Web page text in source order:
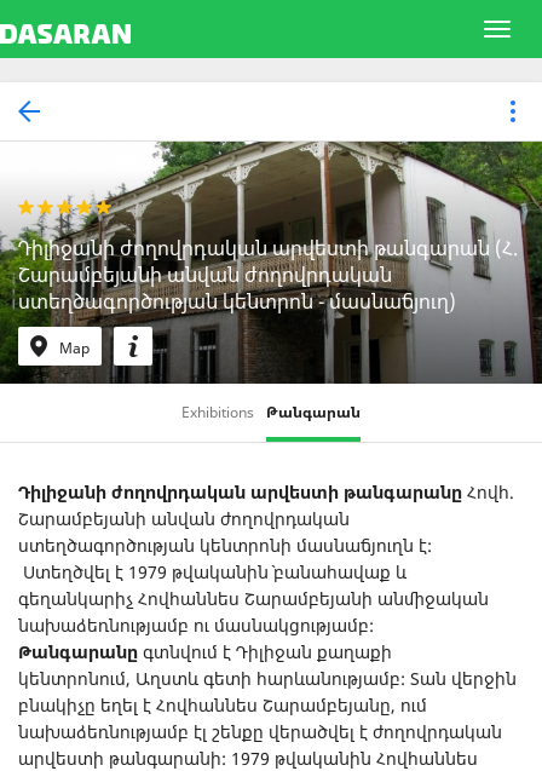
Դիլիջանի ժողովրդական արվեստի թանգարան (Հ.
Շարամբեյանի անվան ժողովրդական
ստեղծագործության կենտրոն - մասնաճյուղ)
Map
Exhibitions Թանգարան
Դիլիջանի ժողովրդական արվեստի թանգարանը Հովհ.
Շարամբեյանի անվան ժողովրդական
ստեղծագործության կենտրոնի մասնաճյուղն է:
Ստեղծվել է 1979 թվականին` բանահավաք և
գեղանկարիչ Հովհաննես Շարամբեյանի անմիջական
նախաձեռնությամբ ու մասնակցությամբ:
Թանգարանը գտնվում է Դիլիջան քաղաքի
կենտրոնում, Աղստև գետի հարևանությամբ: Տան վերջին
բնակիչը եղել է Հովհաննես Շարամբեյանը, ում
նախաձեռնությամբ էլ շենքը վերածվել է ժողովրդական
արվեստի թանգարանի: 1979 թվականին Հովհաննես